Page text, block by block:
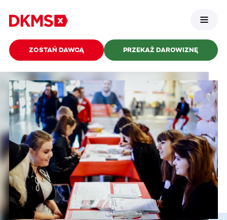
ZOSTAŃ DAWCĄ PRZEKAŻ DAROWIZNĘ